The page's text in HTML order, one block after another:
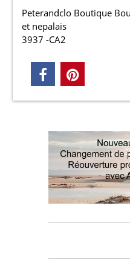
Peterandclo Boutique
et nepalais
3937 -CA2